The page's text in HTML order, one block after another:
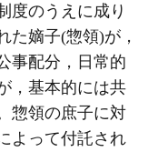
度のうえに成り
た嫡子(惣領)が，
事配分，日常的
，基本的には共
惣領の庶子に対
よって付託され